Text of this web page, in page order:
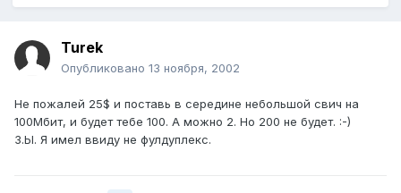
Turek
Опубликовано 13 ноября, 2002
Не пожалей 25$ и поставь в середине небольшой свич на
100Мбит, и будет тебе 100. А можно 2. Но 200 не будет. :-)
З.Ы. Я имел ввиду не фулдуплекс.